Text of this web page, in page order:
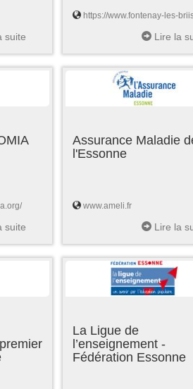
suite
https://www.fontenay-les-
Lire la
suite
Assurance Maladie
l'Essonne
www.ameli.fr
Lire la
La Ligue de
l’enseignement -
Fédération Essonne